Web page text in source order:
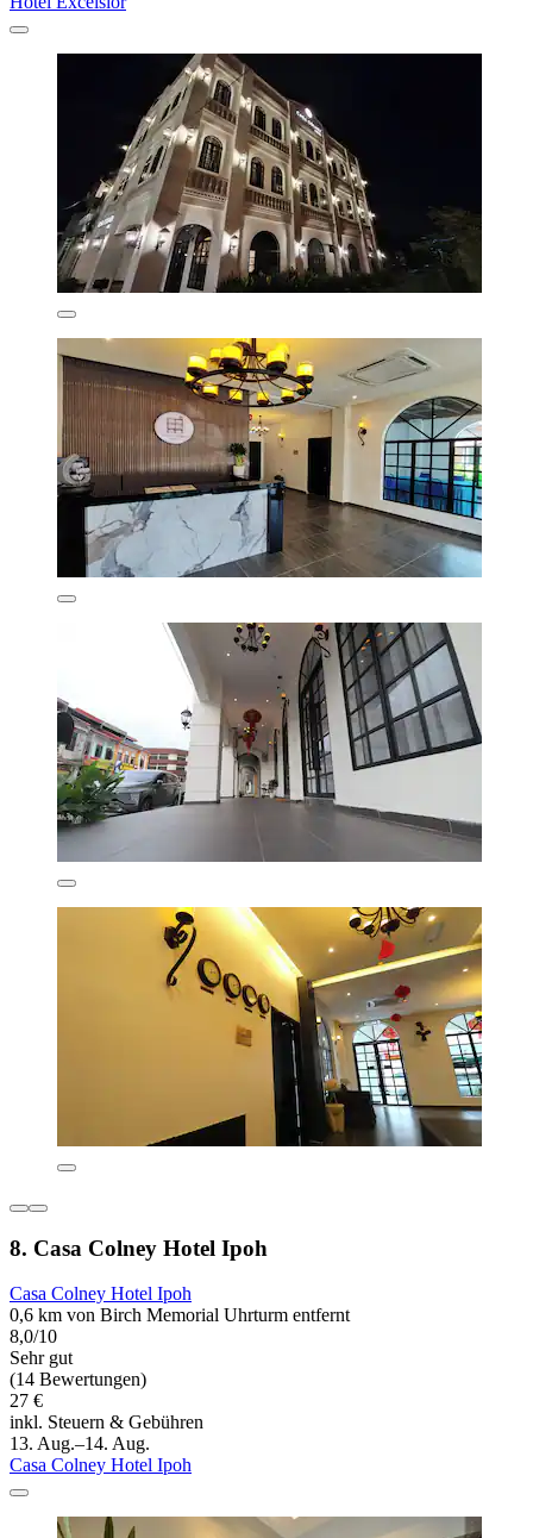
8. Casa Colney Hotel Ipoh
Casa Colney Hotel Ipoh
0,6 km von Birch Memorial Uhrturm entfernt
8,0/10
Sehr gut
(14 Bewertungen)
27 €
inkl. Steuern & Gebühren
13. Aug.–14. Aug.
Casa Colney Hotel Ipoh